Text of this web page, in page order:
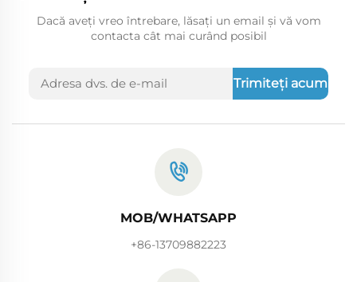
Dacă aveți vreo întrebare, lăsați un email și vă vom
contacta cât mai curând posibil
Trimiteți acum
MOB/WHATSAPP
+86-13709882223